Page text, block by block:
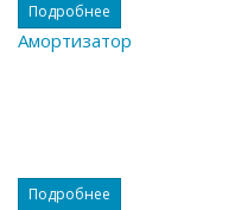
Подробнее
Амортизатор
Подробнее